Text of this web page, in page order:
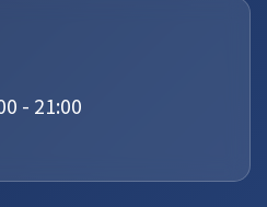
- 21:00